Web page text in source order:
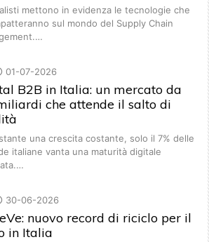
mettono in evidenza le tecnologie che
sul mondo del Supply Chain
01-07-2026
B2B in Italia: un mercato da
che attende il salto di
una crescita costante, solo il 7% delle
italiane vanta una maturità digitale
30-06-2026
nuovo record di riciclo per il
in Italia